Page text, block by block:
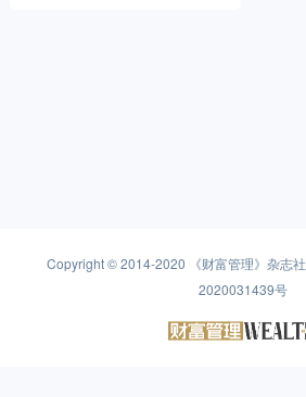
Copyright © 2014-2020 《财富管理》杂志社
2020031439号